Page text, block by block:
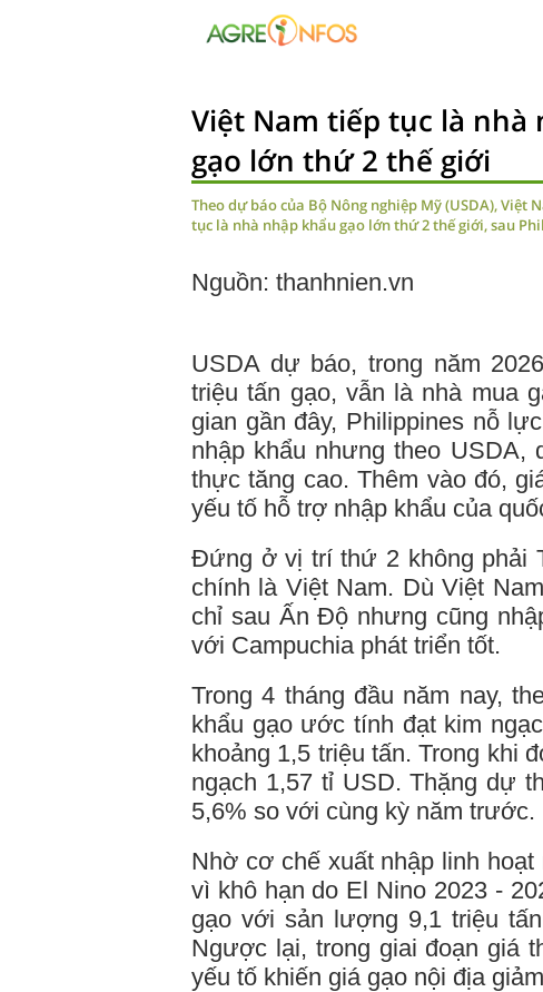
Việt Nam tiếp tục là nhà
gạo lớn thứ 2 thế giới
Theo dự báo của Bộ Nông nghiệp Mỹ (USDA),
tục là nhà nhập khẩu gạo lớn thứ 2 thế giới, sau
Nguồn: thanhnien.vn
USDA dự báo, trong năm
triệu tấn gạo, vẫn là nhà mua
gian gần đây, Philippines nỗ
nhập khẩu nhưng theo USDA,
thực tăng cao. Thêm vào đó,
yếu tố hỗ trợ nhập khẩu của
Đứng ở vị trí thứ 2 không phải
chính là Việt Nam. Dù Việt
chỉ sau Ấn Độ nhưng cũng
với Campuchia phát triển tốt.
Trong 4 tháng đầu năm nay,
khẩu gạo ước tính đạt kim
khoảng 1,5 triệu tấn. Trong khi
ngạch 1,57 tỉ USD. Thặng dự
5,6% so với cùng kỳ năm trước.
Nhờ cơ chế xuất nhập linh
vì khô hạn do El Nino 2023 -
gạo với sản lượng 9,1 triệu
Ngược lại, trong giai đoạn giá
yếu tố khiến giá gạo nội địa